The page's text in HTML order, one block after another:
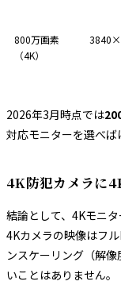
800万画素
（4K）
2026年3月時点では
対応モニターを選べば
4K防犯カメラに
結論として、4Kモニ
4Kカメラの映像はフ
ンスケーリング（解
いことはありません。